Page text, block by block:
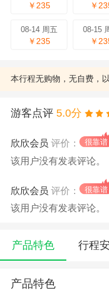
￥235 ￥
08-14 周五
￥235
08-15
￥
本行程无购物，无自费，
游客点评 5.0分
欣欣会员 评价：
该用户没有发表评论。
欣欣会员 评价：
该用户没有发表评论。
产品特色 行程
产品特色